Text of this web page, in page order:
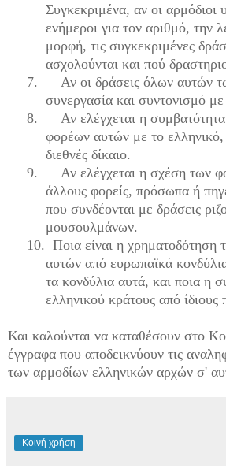
Συγκεκριμένα, αν οι αρμόδιοι
ενήμεροι για τον αριθμό, την
μορφή, τις συγκεκριμένες
ασχολούνται και πού
7.
Αν οι δράσεις όλων αυτών
συνεργασία και συντονισμό
8.
Αν ελέγχεται η
φορέων αυτών με το ελληνικό,
διεθνές δίκαιο.
9.
Αν ελέγχεται η σχέση των
άλλους φορείς, πρόσωπα ή
που συνδέονται με δράσεις
μουσουλμάνων.
10. Ποια είναι η
αυτών από ευρωπαϊκά
τα κονδύλια αυτά, και ποια η
ελληνικού κράτους από ίδιους
Και καλούνται να καταθέσουν στο
έγγραφα που αποδεικνύουν τις
των αρμοδίων ελληνικών αρχών σ'
Κοινή χρήση